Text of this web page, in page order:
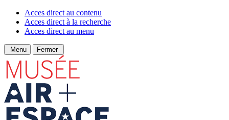
Acces direct au contenu
Acces direct à la recherche
Acces direct au menu
Menu Fermer